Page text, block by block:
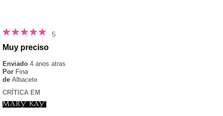
5
Muy preciso
Enviado 4 anos atras
Por Fina
de Albacete
CRÍTICA EM